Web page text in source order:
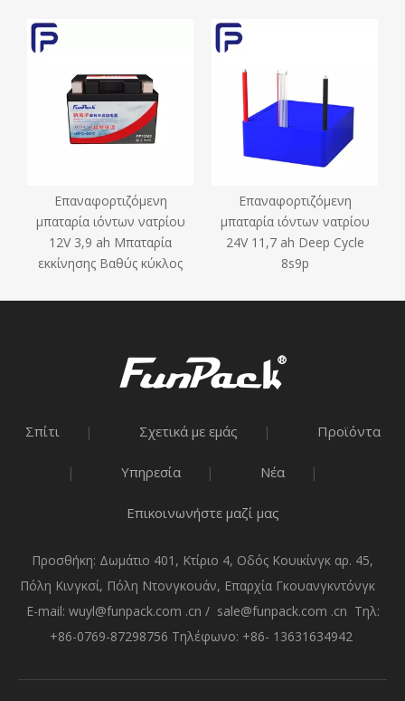
Επαναφορτιζόμενη
μπαταρία ιόντων νατρίου
12V 3,9 ah Μπαταρία
εκκίνησης Βαθύς κύκλος
Επαναφορτιζόμενη
μπαταρία ιόντων νατρίου
24V 11,7 ah Deep Cycle
8s9p
Σπίτι | Σχετικά με εμάς | Προϊόντα
| Υπηρεσία | Νέα |
Επικοινωνήστε μαζί μας
Προσθήκη: Δωμάτιο 401, Κτίριο 4, Οδός Κουικίνγκ αρ. 45,
Πόλη Κινγκσί, Πόλη Ντονγκουάν, Επαρχία Γκουανγκντόνγκ
E-mail: wuyl@funpack.com .cn / sale@funpack.com .cn Τηλ:
+86-0769-87298756 Τηλέφωνο: +86- 13631634942